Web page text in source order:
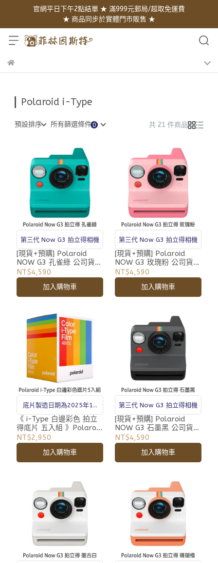
官網平日下午2點結單 ★ 滿999元郵局/超取免運費
★ 商品同步於實體門市販售 ★
Polaroid i-Type
預設排序 所有篩選條件 共 21 件商品
第三代 Now G3 拍立得相機
[現貨+預購] Polaroid
NOW G3 孔雀綠 公司貨
寶麗萊 第三代 i-Type 拍
立得相機 自動對焦 雙重曝
光 DN50
NT$4,590
加入購物車
第三代 Now G3 拍立得相機
[現貨+預購] Polaroid
NOW G3 玫瑰粉 公司貨
寶麗萊 第三代 i-Type 拍
立得相機 自動對焦 雙重曝
光 DN49
NT$4,590
加入購物車
底片製造日期為2025年11
月
《 i-Type 白邊彩色 拍立
得底片 五入組 》Polaroid
寶麗萊 Originals i Type
系列專用 相紙 新款
NT$2,950
加入購物車
第三代 Now G3 拍立得相機
[現貨+預購] Polaroid
NOW G3 石墨黑 公司貨
寶麗萊 第三代 i-Type 拍
立得相機 自動對焦 雙重曝
光 DN41
NT$4,590
加入購物車